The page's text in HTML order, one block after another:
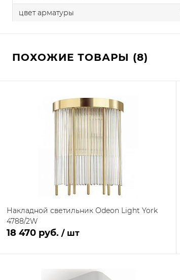
цвет арматуры
ПОХОЖИЕ ТОВАРЫ (8)
Накладной светильник Odeon Light York
4788/2W
18 470 руб. / шт
В корзину